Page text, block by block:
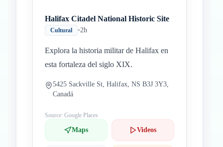
Halifax Citadel National Historic Site
Cultural •2h
Explora la historia militar de Halifax en
esta fortaleza del siglo XIX.
5425 Sackville St, Halifax, NS B3J 3Y3,
Canadá
Source: Google Places
Maps Videos